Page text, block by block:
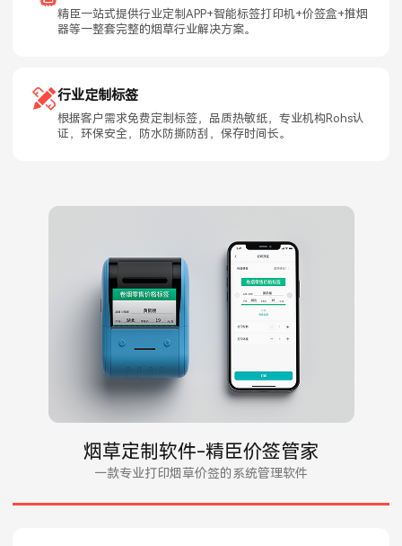
精臣一站式提供行业定制APP+智能标签打印机+价签盒+推烟
器等一整套完整的烟草行业解决方案。
行业定制标签
根据客户需求免费定制标签，品质热敏纸，专业机构Rohs认
证，环保安全，防水防撕防刮，保存时间长。
烟草定制软件-精臣价签管家
一款专业打印烟草价签的系统管理软件